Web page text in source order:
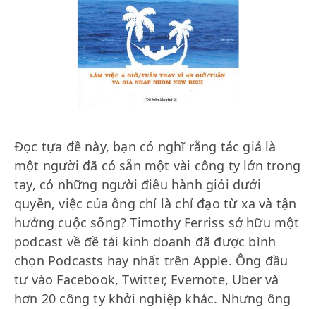
Đọc tựa đề này, bạn có nghĩ rằng tác giả là
một người đã có sẵn một vài công ty lớn trong
tay, có những người điều hành giỏi dưới
quyền, việc của ông chỉ là chỉ đạo từ xa và tận
hưởng cuộc sống? Timothy Ferriss sở hữu một
podcast về đề tài kinh doanh đã được bình
chọn Podcasts hay nhất trên Apple. Ông đầu
tư vào Facebook, Twitter, Evernote, Uber và
hơn 20 công ty khởi nghiệp khác. Nhưng ông